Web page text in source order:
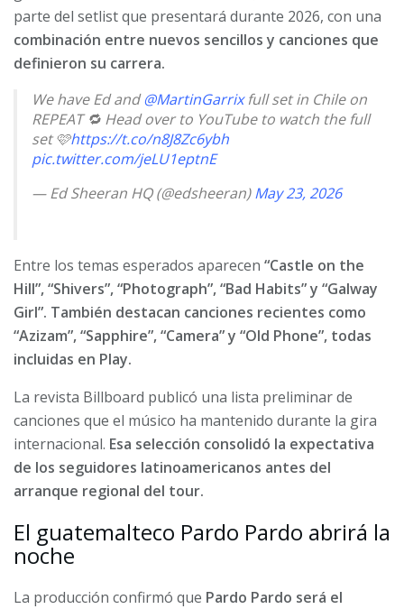
parte del setlist que presentará durante 2026, con una
combinación entre nuevos sencillos y canciones que
definieron su carrera.
We have Ed and@MartinGarrixfull set in Chile on
REPEAT 🔁 Head over to YouTube to watch the full
set 🩷https://t.co/n8J8Zc6ybh
pic.twitter.com/jeLU1eptnE
— Ed Sheeran HQ (@edsheeran)May 23, 2026
Entre los temas esperados aparecen “Castle on the
Hill”, “Shivers”, “Photograph”, “Bad Habits” y “Galway
Girl”. También destacan canciones recientes como
“Azizam”, “Sapphire”, “Camera” y “Old Phone”, todas
incluidas en Play.
La revista Billboard publicó una lista preliminar de
canciones que el músico ha mantenido durante la gira
internacional. Esa selección consolidó la expectativa
de los seguidores latinoamericanos antes del
arranque regional del tour.
El guatemalteco Pardo Pardo abrirá la
noche
La producción confirmó que Pardo Pardo será el